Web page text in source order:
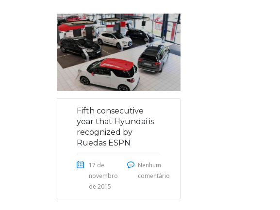
Fifth consecutive
year that Hyundai is
recognized by
Ruedas ESPN
17 de
novembro
de 2015
Nenhum
comentário